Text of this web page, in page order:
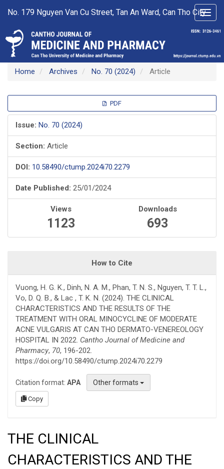
Navigation
Content
Sidebar
No. 179 Nguyen Van Cu Street, Tan An Ward, Can Tho City
Home Archives No. 70 (2024) Article
Sidebar
PDF
Issue: No. 70 (2024)
Section: Article
DOI: 10.58490/ctump.2024i70.2279
Date Published: 25/01/2024
Views
1123
Downloads
693
How to Cite
Vuong, H. G. K., Dinh, N. A. M., Phan, T. N. S., Nguyen, T. T. L.,
Vo, D. Q. B., & Lac , T. K. N. (2024). THE CLINICAL
CHARACTERISTICS AND THE RESULTS OF THE
TREATMENT WITH ORAL MINOCYCLINE OF MODERATE
ACNE VULGARIS AT CAN THO DERMATO-VENEREOLOGY
HOSPITAL IN 2022. Cantho Journal of Medicine and
Pharmacy, 70, 196-202.
https://doi.org/10.58490/ctump.2024i70.2279
Citation format: APA Other formats
Copy
THE CLINICAL
CHARACTERISTICS AND THE